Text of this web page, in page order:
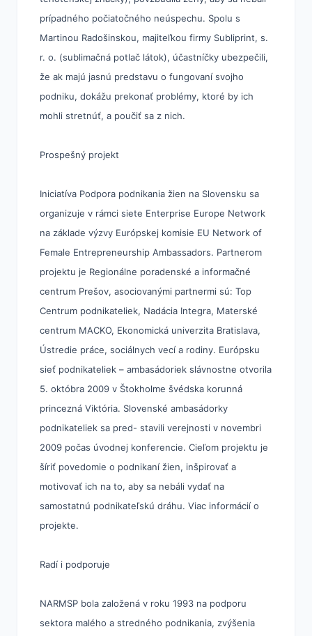
prípadného počiatočného neúspechu. Spolu s
Martinou Radošinskou, majiteľkou firmy Subliprint, s.
r. o. (sublimačná potlač látok), účastníčky ubezpečili,
že ak majú jasnú predstavu o fungovaní svojho
podniku, dokážu prekonať problémy, ktoré by ich
mohli stretnúť, a poučiť sa z nich.
Prospešný projekt
Iniciatíva Podpora podnikania žien na Slovensku sa
organizuje v rámci siete Enterprise Europe Network
na základe výzvy Európskej komisie EU Network of
Female Entrepreneurship Ambassadors. Partnerom
projektu je Regionálne poradenské a informačné
centrum Prešov, asociovanými partnermi sú: Top
Centrum podnikateliek, Nadácia Integra, Materské
centrum MACKO, Ekonomická univerzita Bratislava,
Ústredie práce, sociálnych vecí a rodiny. Európsku
sieť podnikateliek – ambasádoriek slávnostne otvorila
5. októbra 2009 v Štokholme švédska korunná
princezná Viktória. Slovenské ambasádorky
podnikateliek sa pred- stavili verejnosti v novembri
2009 počas úvodnej konferencie. Cieľom projektu je
šíriť povedomie o podnikaní žien, inšpirovať a
motivovať ich na to, aby sa nebáli vydať na
samostatnú podnikateľskú dráhu. Viac informácií o
projekte.
Radí i podporuje
NARMSP bola založená v roku 1993 na podporu
sektora malého a stredného podnikania, zvýšenia